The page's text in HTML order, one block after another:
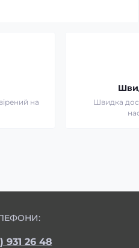
на
Швидка
931 26 48